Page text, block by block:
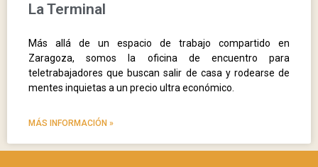
La Terminal
Más allá de un espacio de trabajo compartido en
Zaragoza, somos la oficina de encuentro para
teletrabajadores que buscan salir de casa y rodearse de
mentes inquietas a un precio ultra económico.
MÁS INFORMACIÓN »